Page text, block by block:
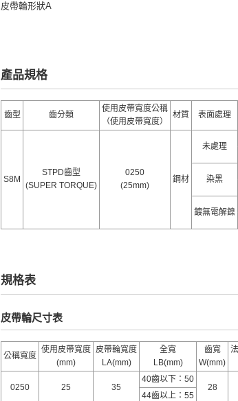
皮帶輪形狀A
產品規格
齒型 齒分類
使用皮帶寬度公稱
（使用皮帶寬度）
材質 表面處理
S8M
STPD齒型
(SUPER TORQUE)
0250
(25mm)
鋼材
未處理
染黑
鍍無電解鎳
規格表
皮帶輪尺寸表
公稱寬度
使用皮帶寬度
(mm)
皮帶輪寬度
LA(mm)
全寬
LB(mm)
齒寬
W(mm)
0250 25 35
40齒以下：50
28
44齒以上：55